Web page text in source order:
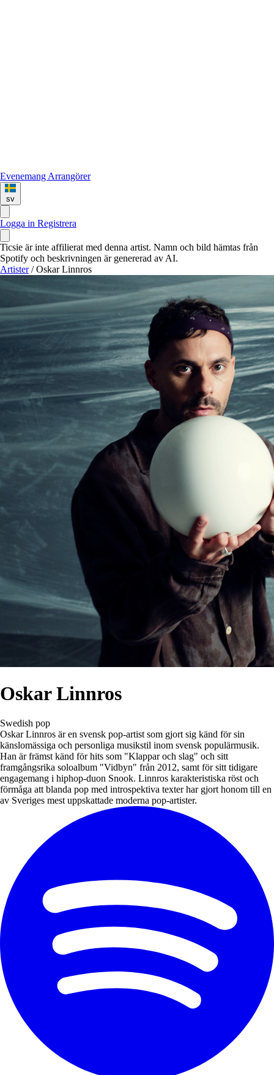
Evenemang Arrangörer
sv
Logga in Registrera
Ticsie är inte affilierat med denna artist. Namn och bild hämtas från
Spotify och beskrivningen är genererad av AI.
Artister / Oskar Linnros
Oskar Linnros
Swedish pop
Oskar Linnros är en svensk pop-artist som gjort sig känd för sin
känslomässiga och personliga musikstil inom svensk populärmusik.
Han är främst känd för hits som "Klappar och slag" och sitt
framgångsrika soloalbum "Vidbyn" från 2012, samt för sitt tidigare
engagemang i hiphop-duon Snook. Linnros karakteristiska röst och
förmåga att blanda pop med introspektiva texter har gjort honom till en
av Sveriges mest uppskattade moderna pop-artister.